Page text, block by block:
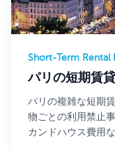
Short-Term Rental
パリの短期賃
パリの複雑な短期
物ごとの利用禁止
カンドハウス費用